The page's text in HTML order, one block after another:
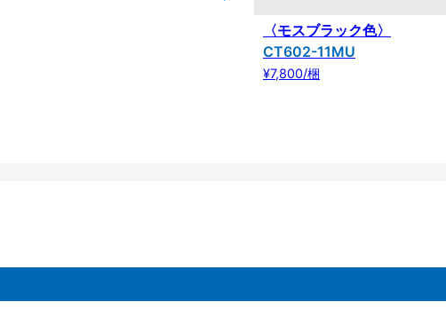
〈モスブラック色〉
CT602-11MU
¥7,800/梱